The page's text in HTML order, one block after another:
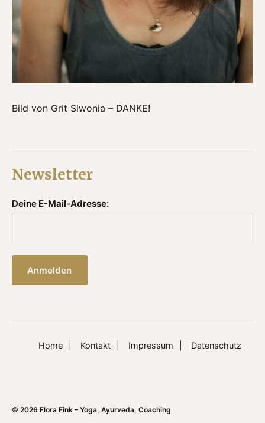
Bild von Grit Siwonia – DANKE!
Newsletter
Deine E-Mail-Adresse:
Home Kontakt Impressum Datenschutz
© 2026 Flora Fink – Yoga, Ayurveda, Coaching